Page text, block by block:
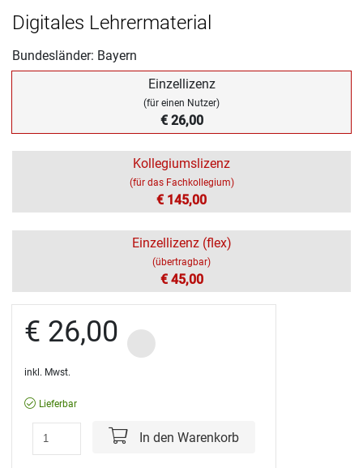
Digitales Lehrermaterial
Bundesländer: Bayern
Einzellizenz
(für einen Nutzer)
€ 26,00
Kollegiumslizenz
(für das Fachkollegium)
€ 145,00
Einzellizenz (flex)
(übertragbar)
€ 45,00
€ 26,00
inkl. Mwst.
Lieferbar
In den Warenkorb